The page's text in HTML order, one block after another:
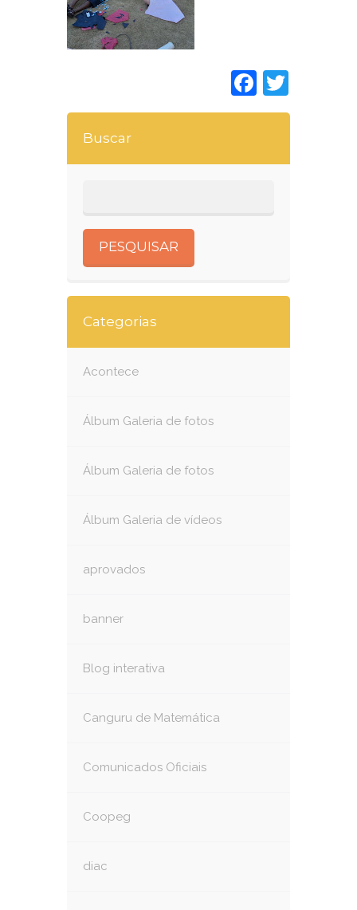
Buscar
Categorias
Acontece
Álbum Galeria de fotos
Álbum Galeria de fotos
Álbum Galeria de vídeos
aprovados
banner
Blog interativa
Canguru de Matemática
Comunicados Oficiais
Coopeg
diac